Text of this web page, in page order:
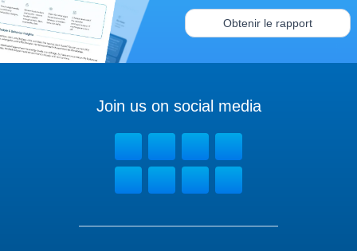
Obtenir le rapport
Join us on social media